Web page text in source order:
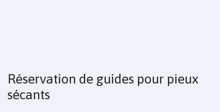
Réservation de guides pour pieux
sécants